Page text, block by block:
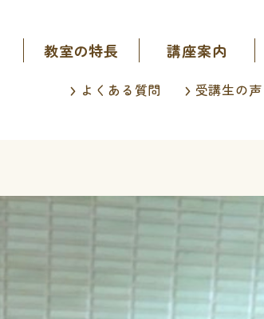
教室の特長 講座案内
よくある質問 受講生の声